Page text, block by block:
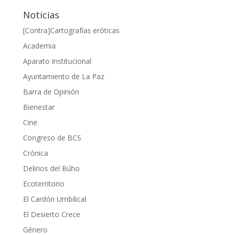
Noticias
[Contra]Cartografías eróticas
Academia
Aparato Institucional
Ayuntamiento de La Paz
Barra de Opinión
Bienestar
Cine
Congreso de BCS
Crónica
Delirios del Búho
Ecoterritorio
El Cardón Umbilical
El Desierto Crece
Género